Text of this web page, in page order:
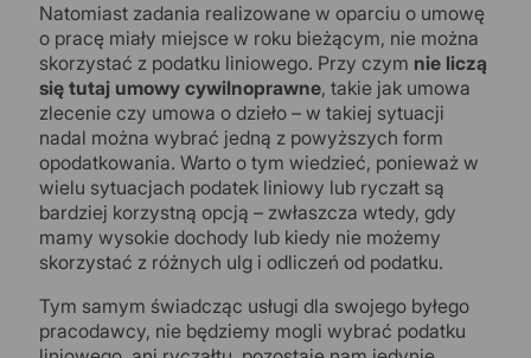
Natomiast zadania realizowane w oparciu o umowę
o pracę miały miejsce w roku bieżącym, nie można
skorzystać z podatku liniowego. Przy czym nie liczą
się tutaj umowy cywilnoprawne, takie jak umowa
zlecenie czy umowa o dzieło – w takiej sytuacji
nadal można wybrać jedną z powyższych form
opodatkowania. Warto o tym wiedzieć, ponieważ w
wielu sytuacjach podatek liniowy lub ryczałt są
bardziej korzystną opcją – zwłaszcza wtedy, gdy
mamy wysokie dochody lub kiedy nie możemy
skorzystać z różnych ulg i odliczeń od podatku.
Tym samym świadcząc usługi dla swojego byłego
pracodawcy, nie będziemy mogli wybrać podatku